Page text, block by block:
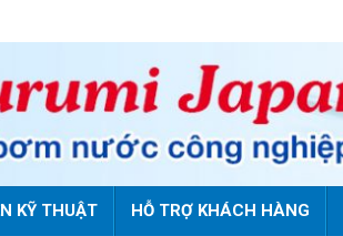
KỸ THUẬT HỖ TRỢ KHÁCH HÀNG